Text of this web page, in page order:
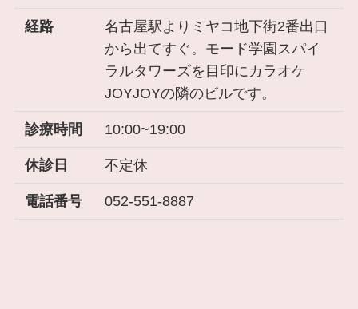
経路
名古屋駅よりミヤコ地下街2番出口
から出てすぐ。モード学園スパイ
ラルタワーズを目印にカラオケ
JOYJOYの隣のビルです。
診療時間 10:00~19:00
休診日 不定休
電話番号 052-551-8887